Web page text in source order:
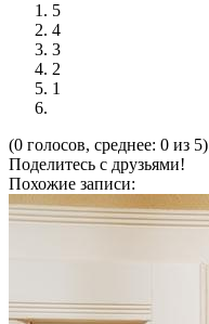
5
4
3
2
1
(0 голосов, среднее: 0 из 5)
Поделитесь с друзьями!
Похожие записи: